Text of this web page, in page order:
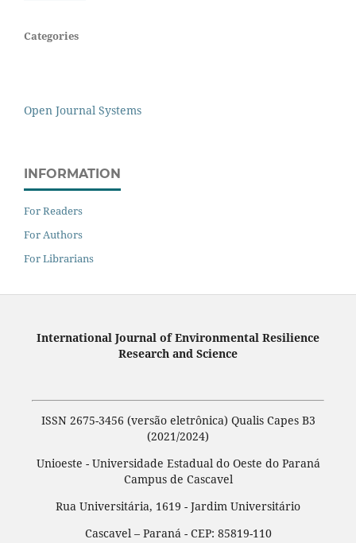
Categories
Open Journal Systems
INFORMATION
For Readers
For Authors
For Librarians
International Journal of Environmental Resilience
Research and Science
ISSN 2675-3456 (versão eletrônica) Qualis Capes B3
(2021/2024)
Unioeste - Universidade Estadual do Oeste do Paraná
Campus de Cascavel
Rua Universitária, 1619 - Jardim Universitário
Cascavel – Paraná - CEP: 85819-110